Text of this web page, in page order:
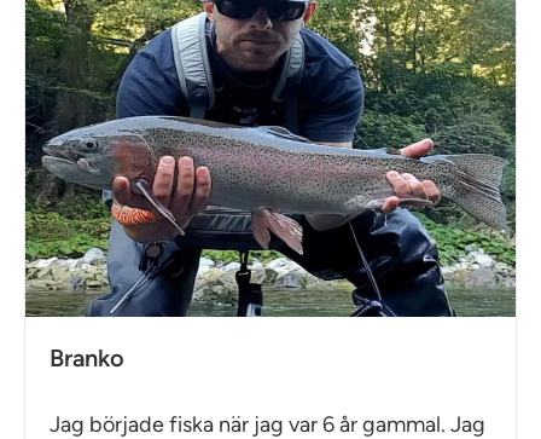
Branko
Jag började fiska när jag var 6 år gammal. Jag